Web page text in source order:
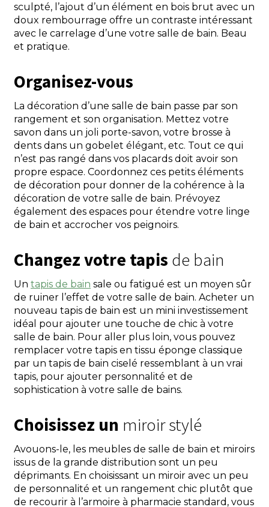
sculpté, l’ajout d’un élément en bois brut avec un
doux rembourrage offre un contraste intéressant
avec le carrelage d’une votre salle de bain. Beau
et pratique.
Organisez-vous
La décoration d’une salle de bain passe par son
rangement et son organisation. Mettez votre
savon dans un joli porte-savon, votre brosse à
dents dans un gobelet élégant, etc. Tout ce qui
n’est pas rangé dans vos placards doit avoir son
propre espace. Coordonnez ces petits éléments
de décoration pour donner de la cohérence à la
décoration de votre salle de bain. Prévoyez
également des espaces pour étendre votre linge
de bain et accrocher vos peignoirs.
Changez votre tapis de bain
Un tapis de bain sale ou fatigué est un moyen sûr
de ruiner l’effet de votre salle de bain. Acheter un
nouveau tapis de bain est un mini investissement
idéal pour ajouter une touche de chic à votre
salle de bain. Pour aller plus loin, vous pouvez
remplacer votre tapis en tissu éponge classique
par un tapis de bain ciselé ressemblant à un vrai
tapis, pour ajouter personnalité et de
sophistication à votre salle de bains.
Choisissez un miroir stylé
Avouons-le, les meubles de salle de bain et miroirs
issus de la grande distribution sont un peu
déprimants. En choisissant un miroir avec un peu
de personnalité et un rangement chic plutôt que
de recourir à l’armoire à pharmacie standard, vous